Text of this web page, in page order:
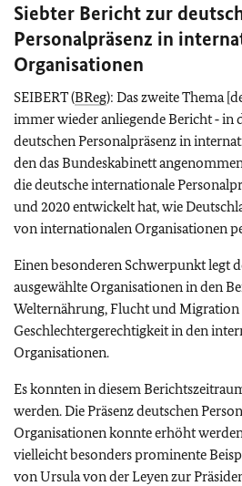
Siebter Bericht zur
Personalpräsenz in
Organisationen
SEIBERT (BReg): Das zweite Thema
immer wieder anliegende Bericht ‑ in
deutschen Personalpräsenz in
den das Bundeskabinett
die deutsche internationale
und 2020 entwickelt hat, wie
von internationalen Organisationen
Einen besonderen Schwerpunkt legt
ausgewählte Organisationen in den
Welternährung, Flucht und Migration
Geschlechtergerechtigkeit in den
Organisationen.
Es konnten in diesem
werden. Die Präsenz deutschen
Organisationen konnte erhöht
vielleicht besonders prominente
von Ursula von der Leyen zur